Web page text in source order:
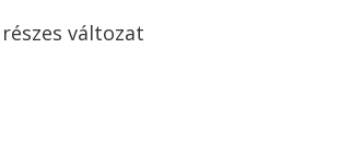
változat